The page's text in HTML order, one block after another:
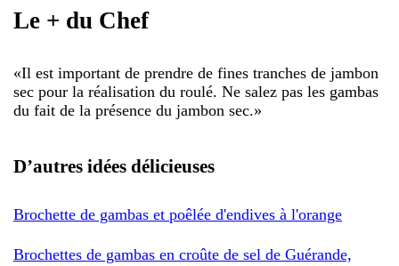
Le + du Chef
«Il est important de prendre de fines tranches de jambon
sec pour la réalisation du roulé. Ne salez pas les gambas
du fait de la présence du jambon sec.»
D’autres idées délicieuses
Brochette de gambas et poêlée d'endives à l'orange
Brochettes de gambas en croûte de sel de Guérande,